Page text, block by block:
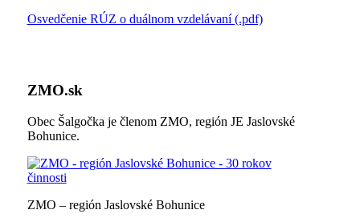
Osvedčenie RÚZ o duálnom vzdelávaní (.pdf)
ZMO.sk
Obec Šalgočka je členom ZMO, región JE Jaslovské
Bohunice.
ZMO – región Jaslovské Bohunice